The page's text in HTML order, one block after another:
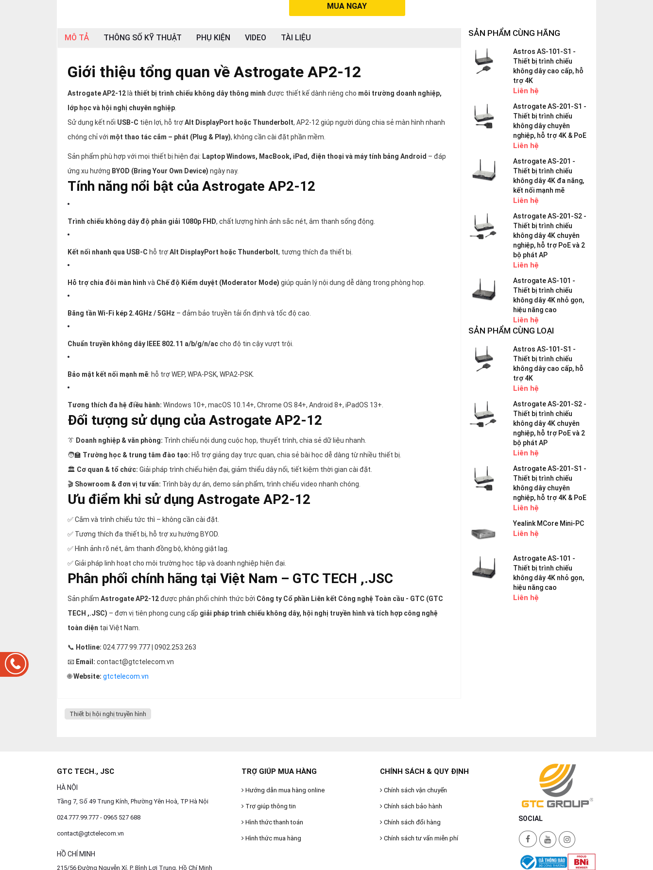
MUA NGAY
MÔ TẢ THÔNG SỐ KỸ THUẬT PHỤ KIỆN VIDEO TÀI LIỆU
Giới thiệu tổng quan về Astrogate AP2-12
Astrogate AP2-12 là thiết bị trình chiếu không dây thông minh được thiết kế dành riêng cho môi trường doanh nghiệp,
lớp học và hội nghị chuyên nghiệp
Sử dụng kết nối USB-C tiện lợi, hỗ trợAlt DisplayPort hoặc Thunderbolt, AP2-12 giúp người dùng chia sẻ màn hình nhanh
chóng chỉ với một thao tác cắm – phát (Plug & Play), không cần cài đặt phần mềm.
Sản phẩm phù hợp với mọi thiết bị hiện đại: Laptop Windows, MacBook, iPad, điện thoại và máy tính bảng Android – đáp
ứng xu hướng BYOD (Bring Your Own Device) ngày nay.
Tính năng nổi bật của Astrogate AP2-12
Trình chiếu không dây độ phân giải 1080p FHD, chất lượng hình ảnh sắc nét, âm thanh sống động.
Kết nối nhanh qua USB-C hỗ trợAlt DisplayPort hoặc Thunderbolt, tương thích đa thiết bị.
Hỗ trợ chia đôi màn hình và Chế độ Kiểm duyệt (Moderator Mode) giúp quản lý nội dung dễ dàng trong phòng họp.
Băng tần Wi-Fi kép 2.4GHz / 5GHz – đảm bảo truyền tải ổn định và tốc độ cao.
Chuẩn truyền không dây IEEE 802.11 a/b/g/n/accho độ tin cậy vượt trội.
Bảo mật kết nối mạnh mẽ: hỗ trợ WEP, WPA-PSK, WPA2-PSK.
Tương thích đa hệ điều hành: Windows 10+, macOS 10.14+, Chrome OS 84+, Android 8+, iPadOS 13+.
Đối tượng sử dụng của Astrogate AP2-12
👔 Doanh nghiệp & văn phòng: Trình chiếu nội dung cuộc họp, thuyết trình, chia sẻ dữ liệu nhanh.
🧑‍🏫 Trường học & trung tâm đào tạo: Hỗ trợ giảng dạy trực quan, chia sẻ bài học dễ dàng từ nhiều thiết bị.
🏛️ Cơ quan & tổ chức: Giải pháp trình chiếu hiện đại, giảm thiểu dây nối, tiết kiệm thời gian cài đặt.
🎬 Showroom & đơn vị tư vấn: Trình bày dự án, demo sản phẩm, trình chiếu video nhanh chóng.
Ưu điểm khi sử dụng Astrogate AP2-12
✅ Cắm và trình chiếu tức thì – không cần cài đặt.
✅ Tương thích đa thiết bị, hỗ trợ xu hướng BYOD.
✅ Hình ảnh rõ nét, âm thanh đồng bộ, không giật lag.
✅ Giải pháp linh hoạt cho môi trường học tập và doanh nghiệp hiện đại.
Phân phối chính hãng tại Việt Nam – GTC TECH ,.JSC
Sản phẩm Astrogate AP2-12được phân phối chính thức bởi Công ty Cổ phần Liên kết Công nghệ Toàn cầu - GTC (GTC
TECH ,.JSC) – đơn vị tiên phong cung cấp giải pháp trình chiếu không dây, hội nghị truyền hình và tích hợp công nghệ
toàn diện tại Việt Nam.
📞 Hotline: 024.777.99.777 | 0902.253.263
📧 Email: contact@gtctelecom.vn
🌐Website: gtctelecom.vn
Thiết bị hội nghị truyền hình
SẢN PHẨM CÙNG HÃNG
Astros AS-101-S1 -
Thiết bị trình chiếu
không dây cao cấp, hỗ
trợ 4K
Liên hệ
Astrogate AS-201-S1 -
Thiết bị trình chiếu
không dây chuyên
nghiệp, hỗ trợ 4K & PoE
Liên hệ
Astrogate AS-201 -
Thiết bị trình chiếu
không dây 4K đa năng,
kết nối mạnh mẽ
Liên hệ
Astrogate AS-201-S2 -
Thiết bị trình chiếu
không dây 4K chuyên
nghiệp, hỗ trợ PoE và 2
bộ phát AP
Liên hệ
Astrogate AS-101 -
Thiết bị trình chiếu
không dây 4K nhỏ gọn,
hiệu năng cao
Liên hệ
SẢN PHẨM CÙNG LOẠI
Astros AS-101-S1 -
Thiết bị trình chiếu
không dây cao cấp, hỗ
trợ 4K
Liên hệ
Astrogate AS-201-S2 -
Thiết bị trình chiếu
không dây 4K chuyên
nghiệp, hỗ trợ PoE và 2
bộ phát AP
Liên hệ
Astrogate AS-201-S1 -
Thiết bị trình chiếu
không dây chuyên
nghiệp, hỗ trợ 4K & PoE
Liên hệ
Yealink MCore Mini-PC
Liên hệ
Astrogate AS-101 -
Thiết bị trình chiếu
không dây 4K nhỏ gọn,
hiệu năng cao
Liên hệ
GTC TECH., JSC
HÀ NỘI
Tầng 7, Số 49 Trung Kính, Phường Yên Hoà, TP Hà Nội
024.777.99.777 - 0965 527 688
contact@gtctelecom.vn
HỒ CHÍ MINH
215/56 Đường Nguyễn Xí, P. Bình Lợi Trung, Hồ Chí Minh
TRỢ GIÚP MUA HÀNG
Hướng dẫn mua hàng online
Trợ giúp thông tin
Hình thức thanh toán
Hình thức mua hàng
CHÍNH SÁCH & QUY ĐỊNH
Chính sách vận chuyển
Chính sách bảo hành
Chính sách đổi hàng
Chính sách tư vấn miễn phí
SOCIAL